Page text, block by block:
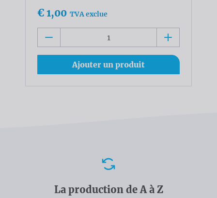
€ 1,00 TVA exclue
Ajouter un produit
La production de A à Z